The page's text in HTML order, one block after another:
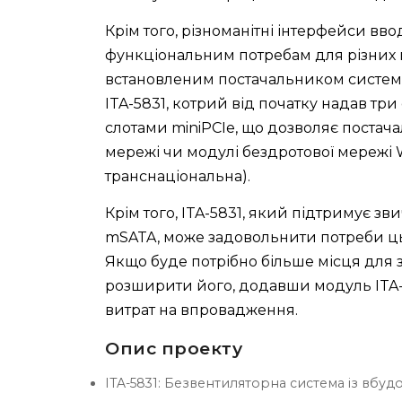
Крім того, різноманітні інтерфейси
функціональним потребам для
встановленим постачальником
ITA-5831, котрий від початку надав
слотами miniPCIe, що дозволяє
мережі чи модулі бездротової мережі
транснаціональна).
Крім того, ITA-5831, який підтримує
mSATA, може задовольнити потреби
Якщо буде потрібно більше місця для
розширити його, додавши модуль
витрат на впровадження.
Опис проекту
ITA-5831: Безвентиляторна система із